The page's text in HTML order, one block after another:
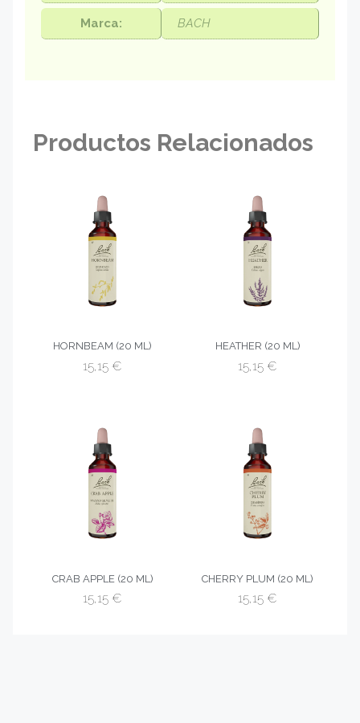
Marca: BACH
Productos Relacionados
HORNBEAM (20 ML)
15,15 €
HEATHER (20 ML)
15,15 €
CRAB APPLE (20 ML)
15,15 €
CHERRY PLUM (20 ML)
15,15 €